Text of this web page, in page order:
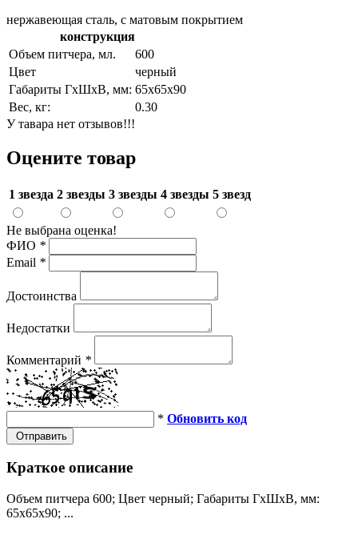
нержавеющая сталь, с матовым покрытием
конструкция
Объем питчера, мл.
600
Цвет
черный
Габариты ГхШхВ, мм: 65х65х90
Вес, кг:
0.30
У тавара нет отзывов!!!
Оцените товар
1 звезда 2 звезды 3 звезды 4 звезды 5 звезд
Не выбрана оценка!
ФИО *
Email *
Достоинства
Недостатки
Комментарий *
* Обновить код
Отправить
Краткое описание
Объем питчера 600; Цвет черный; Габариты ГхШхВ, мм:
65х65х90; ...